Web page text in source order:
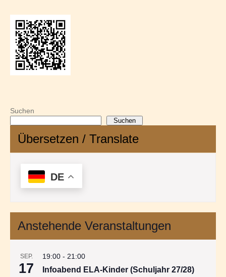
Suchen
Suchen
Übersetzen / Translate
DE
Anstehende Veranstaltungen
SEP.
17
19:00 - 21:00
Infoabend ELA-Kinder (Schuljahr 27/28)